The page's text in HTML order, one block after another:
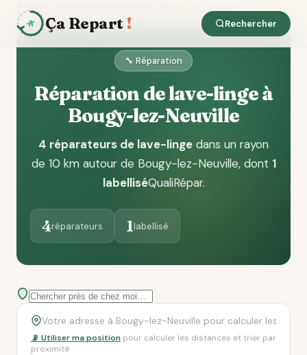
Ça Repart ! Rechercher
🔧 Réparation
Réparation de lave-linge à
Bougy-lez-Neuville
4 réparateurs de lave-linge dans un rayon
de 10 km autour de Bougy-lez-Neuville, dont 1
labelliséQualiRépar.
4réparateurs 1labellisé
📡 Utiliser ma position pour calculer les distances et trier par
proximité